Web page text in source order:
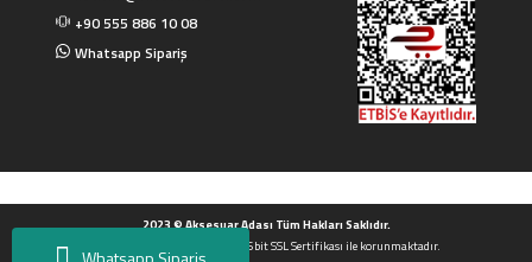
+90 555 886 10 08
Whatsapp Sipariş
2023 © Aksesuar Adası Tüm Hakları Saklıdır.
Tüm Kredi kartı bilgileriniz 256bit SSL Sertifikası ile korunmaktadır.